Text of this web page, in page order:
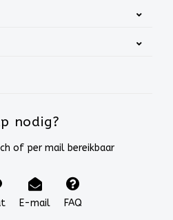
nodig?
of per mail bereikbaar
E-mail FAQ